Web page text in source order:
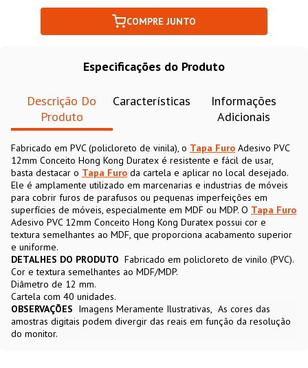
COMPRE JUNTO
Especificações do Produto
Descrição Do
Produto
Características
Informações
Adicionais
Fabricado em PVC (policloreto de vinila), o Tapa Furo Adesivo PVC
12mm Conceito Hong Kong Duratex é resistente e fácil de usar,
basta destacar o Tapa Furo da cartela e aplicar no local desejado.
Ele é amplamente utilizado em marcenarias e industrias de móveis
para cobrir furos de parafusos ou pequenas imperfeições em
superfícies de móveis, especialmente em MDF ou MDP. O Tapa Furo
Adesivo PVC 12mm Conceito Hong Kong Duratex possui cor e
textura semelhantes ao MDF, que proporciona acabamento superior
e uniforme.
DETALHES DO PRODUTO Fabricado em policloreto de vinilo (PVC).
Cor e textura semelhantes ao MDF/MDP.
Diâmetro de 12 mm.
Cartela com 40 unidades.
OBSERVAÇÕES Imagens Meramente Ilustrativas
As cores das
amostras digitais podem divergir das reais em função da resolução
do monitor.